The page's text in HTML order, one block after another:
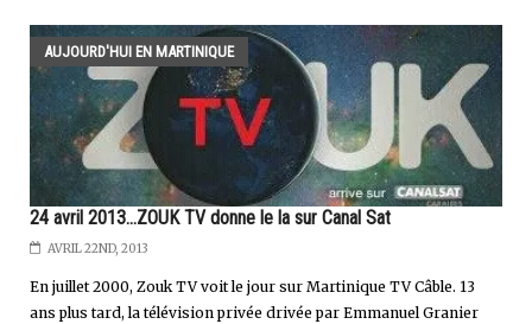
AUJOURD'HUI EN MARTINIQUE
24 avril 2013...ZOUK TV donne le la sur Canal Sat
AVRIL 22ND, 2013
En juillet 2000, Zouk TV voit le jour sur Martinique TV Câble. 13
ans plus tard, la télévision privée drivée par Emmanuel Granier